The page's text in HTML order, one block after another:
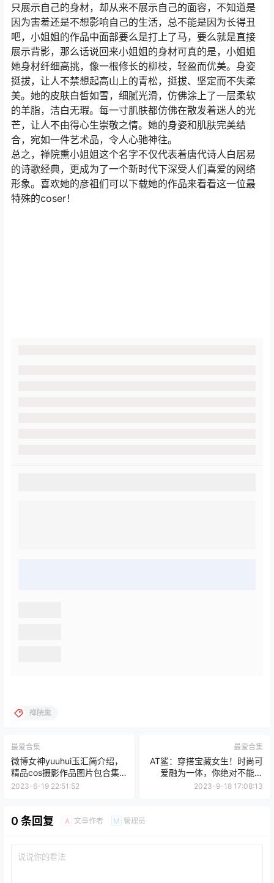
只展示自己的身材，却从来不展示自己的面容，不知道是
因为害羞还是不想影响自己的生活，总不能是因为长得丑
吧，小姐姐的作品中面部要么是打上了马，要么就是直接
展示背影，那么话说回来小姐姐的身材可真的是，小姐姐
她身材纤细高挑，像一根修长的柳枝，轻盈而优美。身姿
挺拔，让人不禁想起高山上的青松，挺拔、坚定而不失柔
美。她的皮肤白皙如雪，细腻光滑，仿佛涂上了一层柔软
的羊脂，洁白无瑕。每一寸肌肤都仿佛在散发着迷人的光
芒，让人不由得心生崇敬之情。她的身姿和肌肤完美结
合，宛如一件艺术品，令人心驰神往。
总之，禅院熏小姐姐这个名字不仅代表着唐代诗人白居易
的诗歌经典，更成为了一个新时代下深受人们喜爱的网络
形象。喜欢她的彦祖们可以下载她的作品来看看这一位最
特殊的coser！
禅院熏
最爱合集
微博女神yuuhui玉汇简介绍，
精品cos摄影作品图片包合集
赏析
2023-6-19 22:51:52
最爱合集
AT鲨：穿搭宝藏女生！时尚可
爱融为一体，你绝对不能错
过！
2023-9-18 17:08:13
0 条回复 A 文章作者 M 管理员